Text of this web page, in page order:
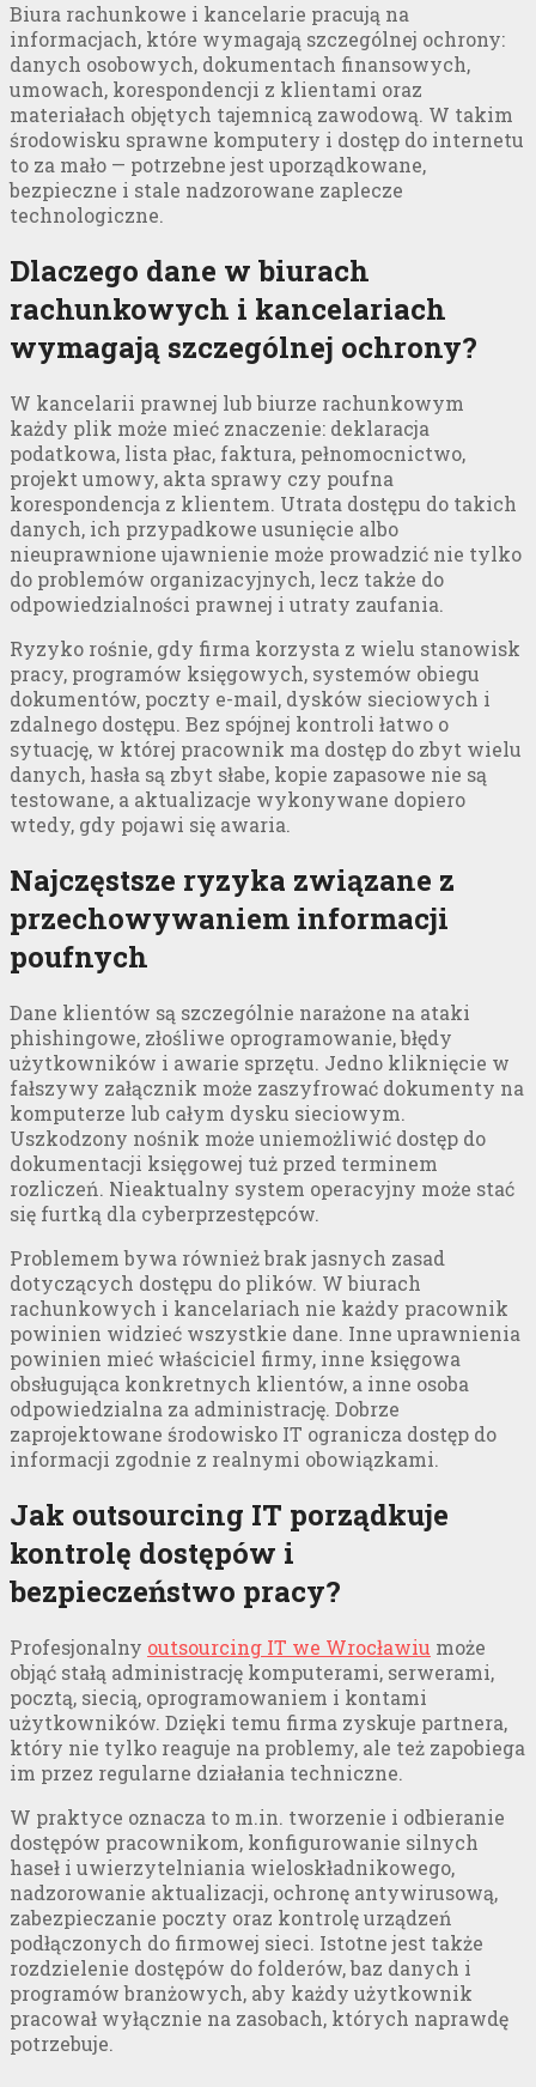
Biura rachunkowe i kancelarie pracują na
informacjach, które wymagają szczególnej ochrony:
danych osobowych, dokumentach finansowych,
umowach, korespondencji z klientami oraz
materiałach objętych tajemnicą zawodową. W takim
środowisku sprawne komputery i dostęp do internetu
to za mało — potrzebne jest uporządkowane,
bezpieczne i stale nadzorowane zaplecze
technologiczne.
Dlaczego dane w biurach
rachunkowych i kancelariach
wymagają szczególnej ochrony?
W kancelarii prawnej lub biurze rachunkowym
każdy plik może mieć znaczenie: deklaracja
podatkowa, lista płac, faktura, pełnomocnictwo,
projekt umowy, akta sprawy czy poufna
korespondencja z klientem. Utrata dostępu do takich
danych, ich przypadkowe usunięcie albo
nieuprawnione ujawnienie może prowadzić nie tylko
do problemów organizacyjnych, lecz także do
odpowiedzialności prawnej i utraty zaufania.
Ryzyko rośnie, gdy firma korzysta z wielu stanowisk
pracy, programów księgowych, systemów obiegu
dokumentów, poczty e-mail, dysków sieciowych i
zdalnego dostępu. Bez spójnej kontroli łatwo o
sytuację, w której pracownik ma dostęp do zbyt wielu
danych, hasła są zbyt słabe, kopie zapasowe nie są
testowane, a aktualizacje wykonywane dopiero
wtedy, gdy pojawi się awaria.
Najczęstsze ryzyka związane z
przechowywaniem informacji
poufnych
Dane klientów są szczególnie narażone na ataki
phishingowe, złośliwe oprogramowanie, błędy
użytkowników i awarie sprzętu. Jedno kliknięcie w
fałszywy załącznik może zaszyfrować dokumenty na
komputerze lub całym dysku sieciowym.
Uszkodzony nośnik może uniemożliwić dostęp do
dokumentacji księgowej tuż przed terminem
rozliczeń. Nieaktualny system operacyjny może stać
się furtką dla cyberprzestępców.
Problemem bywa również brak jasnych zasad
dotyczących dostępu do plików. W biurach
rachunkowych i kancelariach nie każdy pracownik
powinien widzieć wszystkie dane. Inne uprawnienia
powinien mieć właściciel firmy, inne księgowa
obsługująca konkretnych klientów, a inne osoba
odpowiedzialna za administrację. Dobrze
zaprojektowane środowisko IT ogranicza dostęp do
informacji zgodnie z realnymi obowiązkami.
Jak outsourcing IT porządkuje
kontrolę dostępów i
bezpieczeństwo pracy?
Profesjonalny outsourcing IT we Wrocławiu może
objąć stałą administrację komputerami, serwerami,
pocztą, siecią, oprogramowaniem i kontami
użytkowników. Dzięki temu firma zyskuje partnera,
który nie tylko reaguje na problemy, ale też zapobiega
im przez regularne działania techniczne.
W praktyce oznacza to m.in. tworzenie i odbieranie
dostępów pracownikom, konfigurowanie silnych
haseł i uwierzytelniania wieloskładnikowego,
nadzorowanie aktualizacji, ochronę antywirusową,
zabezpieczanie poczty oraz kontrolę urządzeń
podłączonych do firmowej sieci. Istotne jest także
rozdzielenie dostępów do folderów, baz danych i
programów branżowych, aby każdy użytkownik
pracował wyłącznie na zasobach, których naprawdę
potrzebuje.